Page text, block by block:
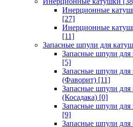
Инерционные
[27]
Инерционные
[11]
Запасные шпули для
Запасные шпули
[5]
Запасные шпули для
(Фаворит) [11]
Запасные шпули для
(Косадака) [0]
Запасные шпули
[9]
Запасные шпули